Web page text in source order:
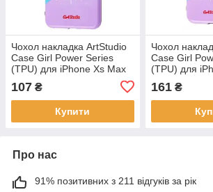
Чохол накладка ArtStudio
Case Girl Power Series
(TPU) для iPhone Xs Max
107 ₴
Купити
Чохол
Case Girl
(TPU) для
161₴
Про нас
91% позитивних з 211 відгуків за рік